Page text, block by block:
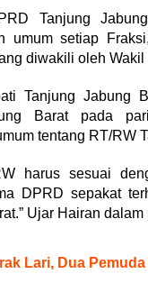
Tanjung
umum setiap
diwakili oleh
Tanjung Jabung
Barat pada
tentang RT/RW
harus sesuai
DPRD sepakat
Ujar Hairan
Lari, Dua